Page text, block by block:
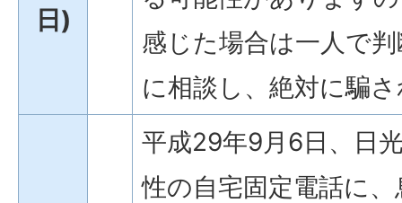
日)
感じた場合は一人で
に相談し、絶対に騙
平成29年9月6日、日
性の自宅固定電話に